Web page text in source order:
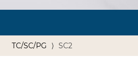
TC/SC/PG SC2